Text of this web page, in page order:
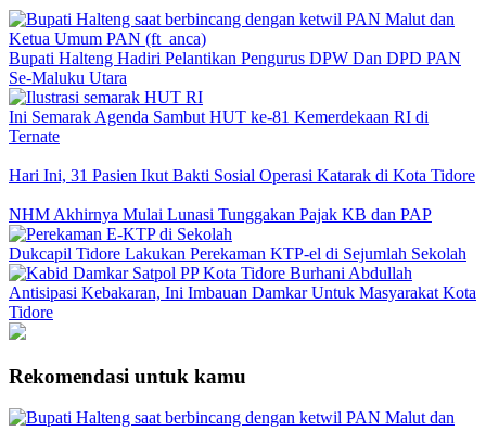
Bupati Halteng Hadiri Pelantikan Pengurus DPW Dan DPD PAN
Se-Maluku Utara
Ini Semarak Agenda Sambut HUT ke-81 Kemerdekaan RI di
Ternate
Hari Ini, 31 Pasien Ikut Bakti Sosial Operasi Katarak di Kota Tidore
NHM Akhirnya Mulai Lunasi Tunggakan Pajak KB dan PAP
Dukcapil Tidore Lakukan Perekaman KTP-el di Sejumlah Sekolah
Antisipasi Kebakaran, Ini Imbauan Damkar Untuk Masyarakat Kota
Tidore
Rekomendasi untuk kamu